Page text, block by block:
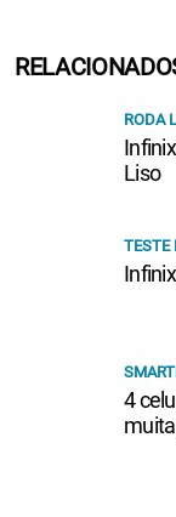
RODA
Liso
TESTE
4